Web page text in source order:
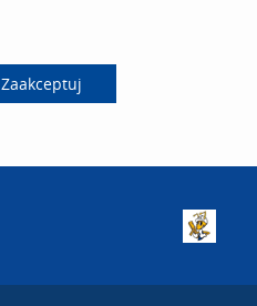
Zaakceptuj